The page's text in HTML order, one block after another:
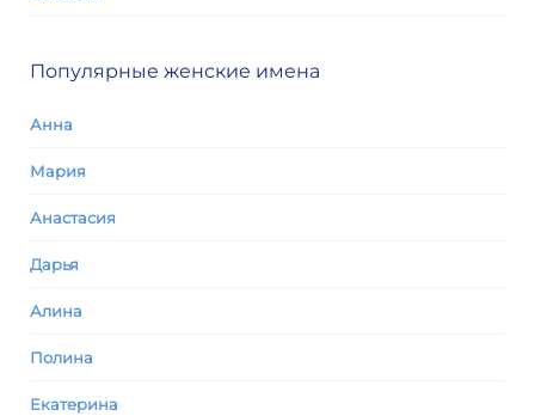
Популярные женские имена
Анна
Мария
Анастасия
Дарья
Алина
Полина
Екатерина